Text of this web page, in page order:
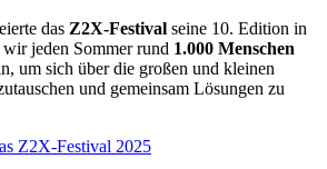
das Z2X-Festival seine 10. Edition in
jeden Sommer rund 1.000 Menschen
um sich über die großen und kleinen
und gemeinsam Lösungen zu
Z2X-Festival 2025